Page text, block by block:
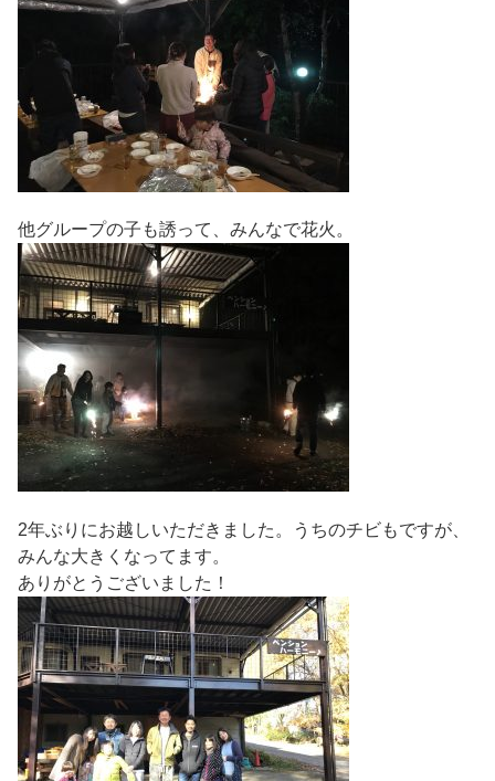
他グループの子も誘って、みんなで花火。
2年ぶりにお越しいただきました。うちのチビもですが、
みんな大きくなってます。
ありがとうございました！